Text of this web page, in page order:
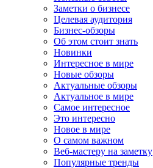
Заметки о бизнесе
Целевая аудитория
Бизнес-обзоры
Об этом стоит знать
Новинки
Интересное в мире
Новые обзоры
Актуальные обзоры
Актуальное в мире
Самое интересное
Это интересно
Новое в мире
О самом важном
Веб-мастеру на заметку
Популярные тренды